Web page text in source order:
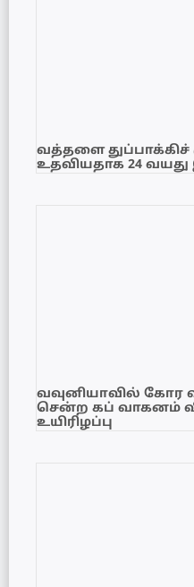
வத்தளை துப்பாக்கிச்
உதவியதாக 24
வவுனியாவில் கோர
சென்ற கப் வாகனம்
உயிரிழப்பு